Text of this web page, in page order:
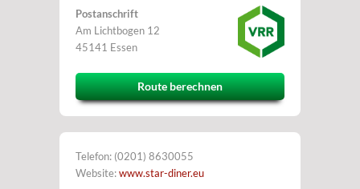
Postanschrift
Am Lichtbogen 12
45141 Essen
Route berechnen
Telefon: (0201) 8630055
Website:www.star-diner.eu